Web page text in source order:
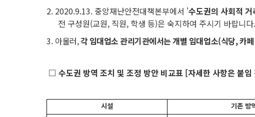
2. 2020.9.13. 중앙재난안전대책본부에서 '수도권의 사회적
전 구성원(교원, 직원, 학생 등)은 숙지하여 주시기 바랍니다.
3. 아울러,각 임대업소 관리기관에서는 개별 임대업소(식당, 카
□ 수도권 방역 조치 및 조정 방안 비교표 [자세한 사항은 붙임
시설 기존 방